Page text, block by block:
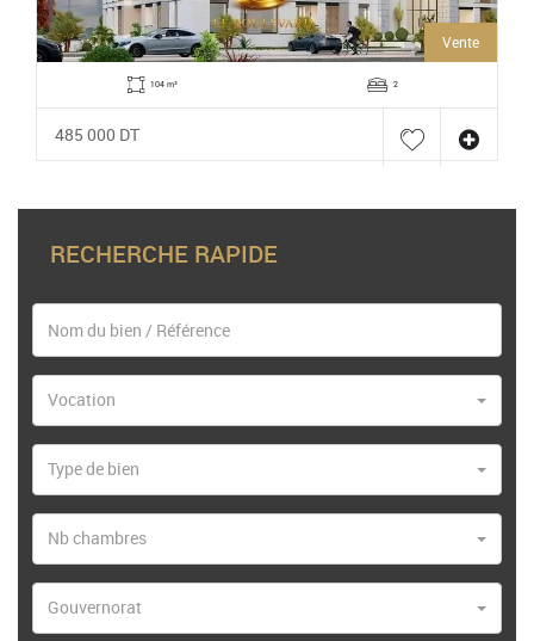
Vente
104 m² 2
485 000 DT
RECHERCHE RAPIDE
Vocation
Type de bien
Nb chambres
Gouvernorat